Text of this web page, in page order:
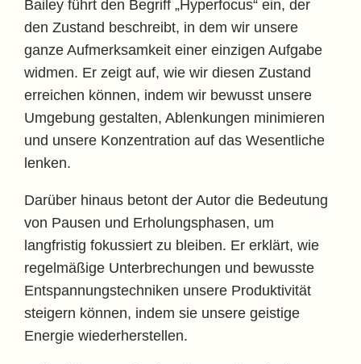
Bailey führt den Begriff „Hyperfocus“ ein, der
den Zustand beschreibt, in dem wir unsere
ganze Aufmerksamkeit einer einzigen Aufgabe
widmen. Er zeigt auf, wie wir diesen Zustand
erreichen können, indem wir bewusst unsere
Umgebung gestalten, Ablenkungen minimieren
und unsere Konzentration auf das Wesentliche
lenken.
Darüber hinaus betont der Autor die Bedeutung
von Pausen und Erholungsphasen, um
langfristig fokussiert zu bleiben. Er erklärt, wie
regelmäßige Unterbrechungen und bewusste
Entspannungstechniken unsere Produktivität
steigern können, indem sie unsere geistige
Energie wiederherstellen.